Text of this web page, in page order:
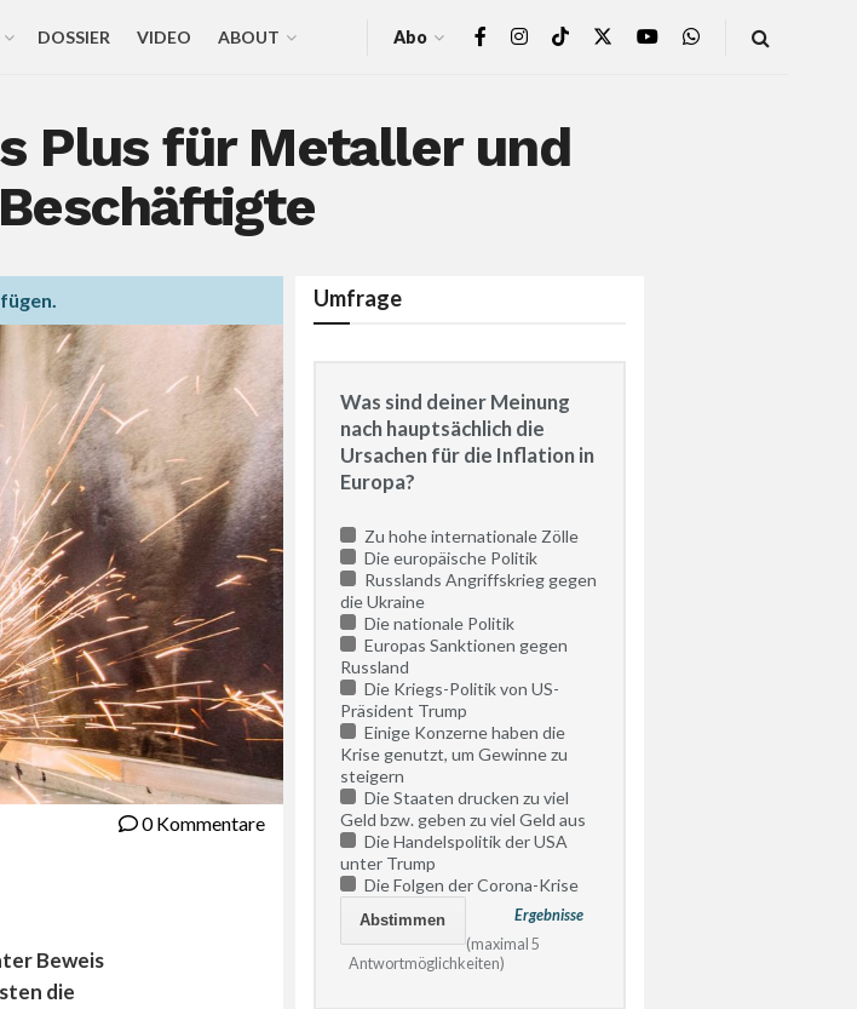
DOSSIER VIDEO ABOUT Abo
Plus für Metaller und
0 Kommentare
Beweis
die
Umfrage
Was sind deiner Meinung
nach hauptsächlich die
Ursachen für die Inflation in
Europa?
Zu hohe internationale Zölle
Die europäische Politik
Russlands Angriffskrieg gegen
die Ukraine
Die nationale Politik
Europas Sanktionen gegen
Russland
Die Kriegs-Politik von US-
Präsident Trump
Einige Konzerne haben die
Krise genutzt, um Gewinne zu
steigern
Die Staaten drucken zu viel
Geld bzw. geben zu viel Geld aus
Die Handelspolitik der USA
unter Trump
Die Folgen der Corona-Krise
Ergebnisse
(maximal 5
Antwortmöglichkeiten)